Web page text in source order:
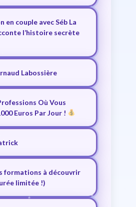
en couple avec Séb La
l’histoire secrète
Labossière
Où Vous
Euros Par Jour !
formations à découvrir
limitée !)